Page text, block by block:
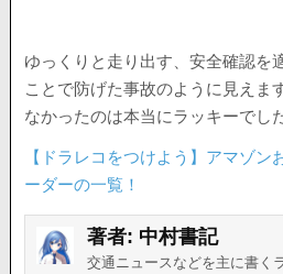
ゆっくりと走り出す、安全確認を
ことで防げた事故のように見えま
なかったのは本当にラッキーでし
【ドラレコをつけよう】アマゾン
ーダーの一覧！
著者: 中村書記
交通ニュースなどを主に書く